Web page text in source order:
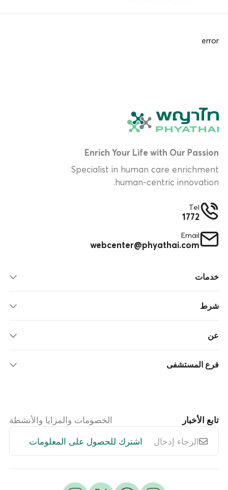
error
Enrich Your Life with Our Passion
Specialist in human care enrichment
human-centric innovation.
Tel
1772
Email
webcenter@phyathai.com
خدمات
شرط
عن
فرع المستشفى
تابع الأخبار
الخصومات والمزايا والأنشطة
اشترك للحصول على المعلومات